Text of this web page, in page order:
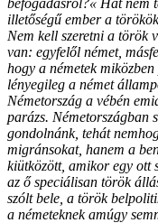
illetőségű ember a
Nem kell szeretni a török
van: egyfelől német,
hogy a németek
lényegileg a német
Németország a vébén
parázs. Németországban
gondolnánk, tehát
migránsokat, hanem a
kiütközött, amikor egy ott
az ő speciálisan török
szólt bele, a török
a németeknek amúgy